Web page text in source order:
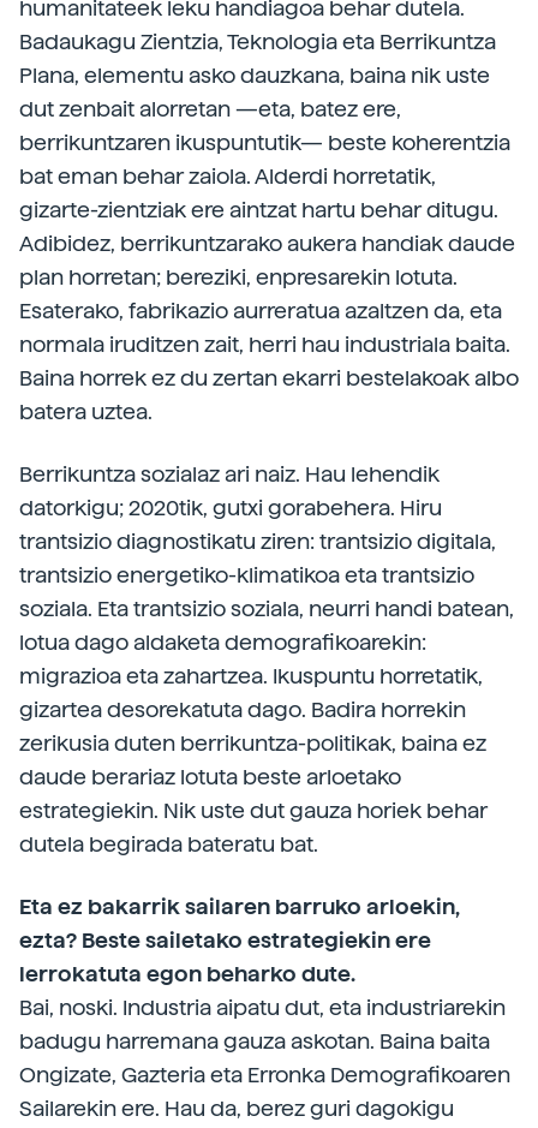
humanitateek leku handiagoa behar dutela.
Badaukagu Zientzia, Teknologia eta Berrikuntza
Plana, elementu asko dauzkana, baina nik uste
dut zenbait alorretan —eta, batez ere,
berrikuntzaren ikuspuntutik— beste koherentzia
bat eman behar zaiola. Alderdi horretatik,
gizarte-zientziak ere aintzat hartu behar ditugu.
Adibidez, berrikuntzarako aukera handiak daude
plan horretan; bereziki, enpresarekin lotuta.
Esaterako, fabrikazio aurreratua azaltzen da, eta
normala iruditzen zait, herri hau industriala baita.
Baina horrek ez du zertan ekarri bestelakoak albo
batera uztea.
Berrikuntza sozialaz ari naiz. Hau lehendik
datorkigu; 2020tik, gutxi gorabehera. Hiru
trantsizio diagnostikatu ziren: trantsizio digitala,
trantsizio energetiko-klimatikoa eta trantsizio
soziala. Eta trantsizio soziala, neurri handi batean,
lotua dago aldaketa demografikoarekin:
migrazioa eta zahartzea. Ikuspuntu horretatik,
gizartea desorekatuta dago. Badira horrekin
zerikusia duten berrikuntza-­politikak, baina ez
daude berariaz lotuta beste arloetako
estrategiekin. Nik uste dut gauza horiek behar
dutela begirada bateratu bat.
Eta ez bakarrik sailaren barruko arloekin,
ezta? Beste sailetako estrategiekin ere
lerrokatuta egon beharko dute.
Bai, noski. Industria aipatu dut, eta industriarekin
badugu harremana gauza askotan. Baina baita
Ongizate, Gazteria eta Erronka Demografikoaren
Sailarekin ere. Hau da, berez guri dagokigu